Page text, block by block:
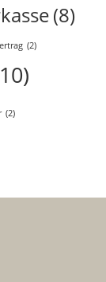
(8)
(2)
(2)